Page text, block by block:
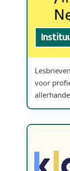
voor